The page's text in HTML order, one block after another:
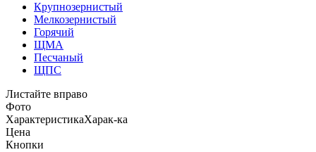
Крупнозернистый
Мелкозернистый
Горячий
ЩМА
Песчаный
ЩПС
Листайте вправо
Фото
ХарактеристикаХарак-ка
Цена
Кнопки